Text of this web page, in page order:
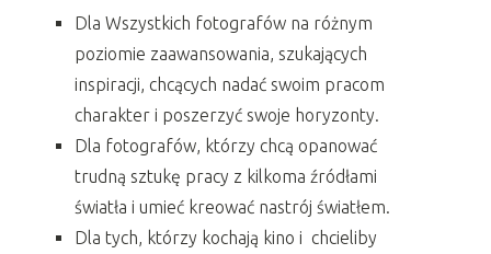
Dla Wszystkich fotografów na różnym
poziomie zaawansowania, szukających
inspiracji, chcących nadać swoim pracom
charakter i poszerzyć swoje horyzonty.
Dla fotografów, którzy chcą opanować
trudną sztukę pracy z kilkoma źródłami
światła i umieć kreować nastrój światłem.
Dla tych, którzy kochają kino i chcieliby